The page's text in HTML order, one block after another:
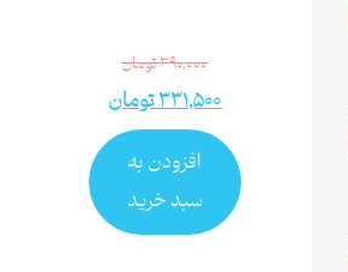
۳۹۰,۰۰۰تومان
۳۳۱,۵۰۰تومان
افزودن به
سبد خرید